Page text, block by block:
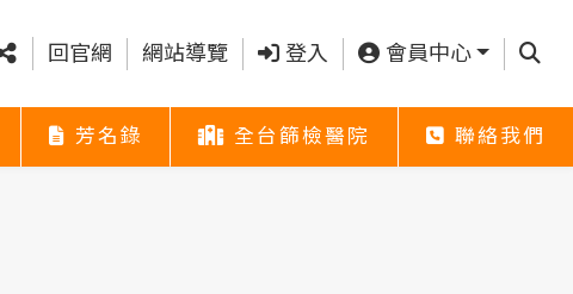
回官網 網站導覽 登入 會員中心 查詢
芳名錄
芳名錄 全台篩檢醫院
全台篩檢醫院 聯絡我們
聯絡我們